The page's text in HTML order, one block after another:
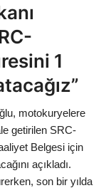
1
motokuryelere
getirilen SRC-
Belgesi için
açıkladı.
son bir yılda